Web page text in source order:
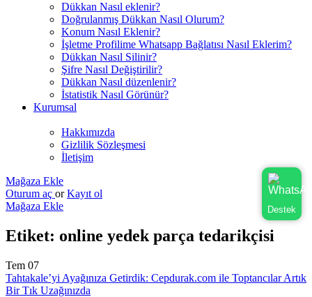
Dükkan Nasıl eklenir?
Doğrulanmış Dükkan Nasıl Olurum?
Konum Nasıl Eklenir?
İşletme Profilime Whatsapp Bağlatısı Nasıl Eklerim?
Dükkan Nasıl Silinir?
Şifre Nasıl Değiştirilir?
Dükkan Nasıl düzenlenir?
İstatistik Nasıl Görünür?
Kurumsal
Hakkımızda
Gizlilik Sözleşmesi
İletişim
Mağaza Ekle
Oturum aç or Kayıt ol
Mağaza Ekle
Etiket: online yedek parça tedarikçisi
Tem 07
Tahtakale’yi Ayağınıza Getirdik: Cepdurak.com ile Toptancılar Artık
Bir Tık Uzağınızda
Destek